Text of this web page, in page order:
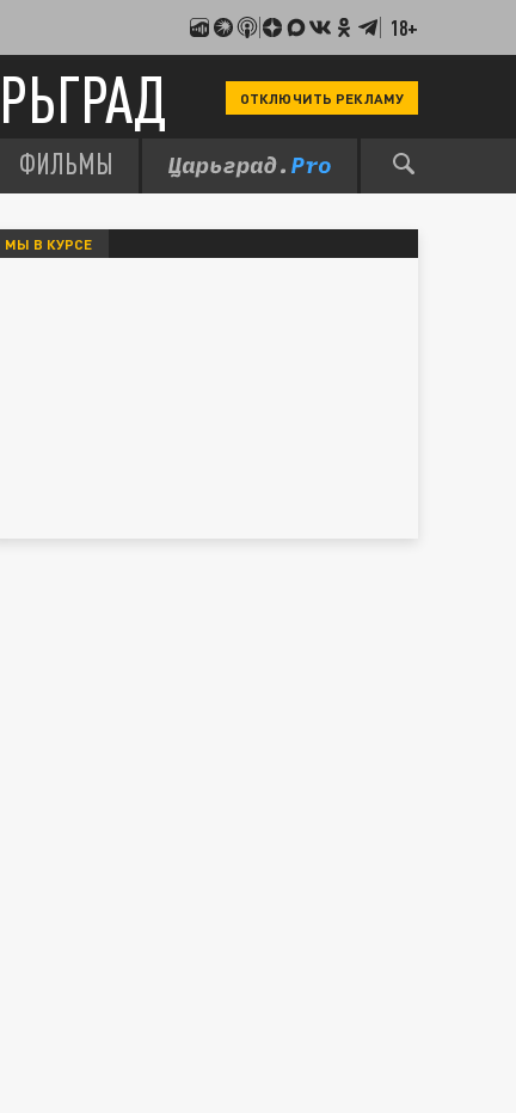
18+
ОТКЛЮЧИТЬ РЕКЛАМУ
ФИЛЬМЫ
МЫ В КУРСЕ